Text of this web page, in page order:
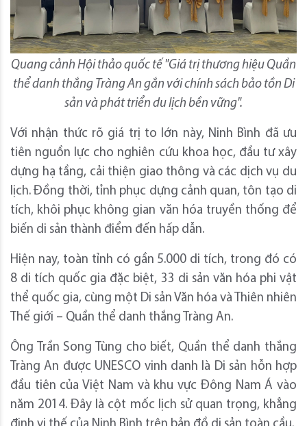
Quang cảnh Hội thảo quốc tế "Giá trị thương hiệu Quần
thể danh thắng Tràng An gắn với chính sách bảo tồn Di
sản và phát triển du lịch bền vững".
Với nhận thức rõ giá trị to lớn này, Ninh Bình đã ưu
tiên nguồn lực cho nghiên cứu khoa học, đầu tư xây
dựng hạ tầng, cải thiện giao thông và các dịch vụ du
lịch. Đồng thời, tỉnh phục dựng cảnh quan, tôn tạo di
tích, khôi phục không gian văn hóa truyền thống để
biến di sản thành điểm đến hấp dẫn.
Hiện nay, toàn tỉnh có gần 5.000 di tích, trong đó có
8 di tích quốc gia đặc biệt, 33 di sản văn hóa phi vật
thể quốc gia, cùng một Di sản Văn hóa và Thiên nhiên
Thế giới – Quần thể danh thắng Tràng An.
Ông Trần Song Tùng cho biết, Quần thể danh thắng
Tràng An được UNESCO vinh danh là Di sản hỗn hợp
đầu tiên của Việt Nam và khu vực Đông Nam Á vào
năm 2014. Đây là cột mốc lịch sử quan trọng, khẳng